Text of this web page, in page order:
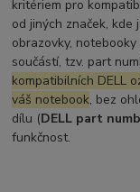
kritériem pro
od jiných značek,
obrazovky,
součástí, tzv. part
kompatibilních DELL
váš notebook, bez
dílu (DELL part
funkčnost.